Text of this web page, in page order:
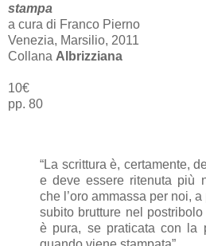
stampa
a cura di Franco Pierno
Venezia, Marsilio, 2011
Collana Albrizziana
10€
pp. 80
“La scrittura è, certamente,
e deve essere ritenuta più
che l’oro ammassa per noi,
subito brutture nel
è pura, se praticata con la